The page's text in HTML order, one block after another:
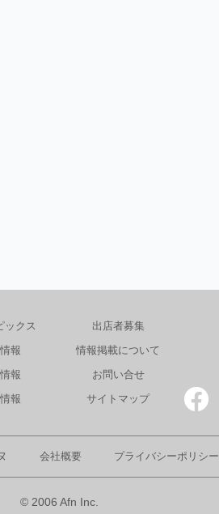
ックス
報
報
報
出店者募集
情報掲載について
お問い合せ
サイトマップ
会社概要 プライバシーポリシー
© 2006 Afn Inc.